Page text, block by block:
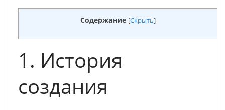
Содержание [Скрыть]
1. История
создания